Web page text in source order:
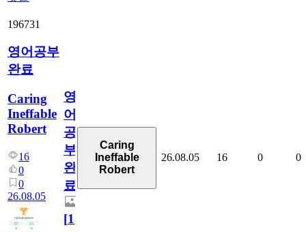
196731
영어공부
완료
Caring
Ineffable
Robert
16
0
0
26.08.05
영
어
공
부
완
료
[1]
Caring
Ineffable
Robert
26.08.05 16 0 0